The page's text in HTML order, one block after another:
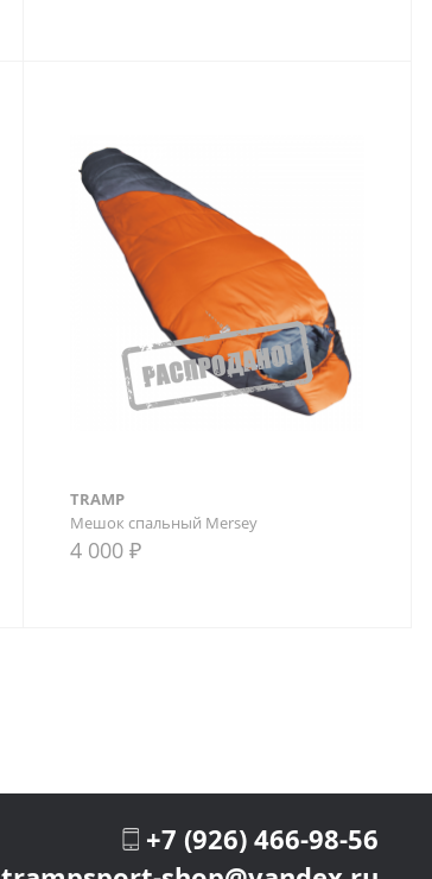
TRAMP
Мешок спальный Mersey
4 000 ₽
+7 (926) 466-98-56